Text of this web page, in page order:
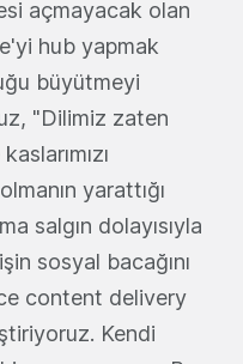
açmayacak olan
hub yapmak
büyütmeyi
"Dilimiz zaten
yarattığı
salgın dolayısıyla
sosyal bacağını
content delivery
Kendi